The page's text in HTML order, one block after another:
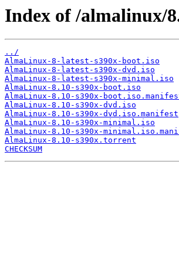
Index of /almalinux/
../
AlmaLinux-8-latest-s390x-boot.iso
AlmaLinux-8-latest-s390x-dvd.iso
AlmaLinux-8-latest-s390x-minimal.iso
AlmaLinux-8.10-s390x-boot.iso
AlmaLinux-8.10-s390x-
AlmaLinux-8.10-s390x-dvd.iso
AlmaLinux-8.10-s390x-dvd.iso.manifest
AlmaLinux-8.10-s390x-minimal.iso
AlmaLinux-8.10-s390x-
AlmaLinux-8.10-s390x.torrent
CHECKSUM